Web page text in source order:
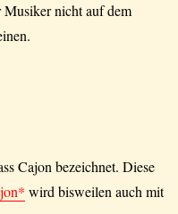
nicht auf dem
Cajon bezeichnet. Diese
wird bisweilen auch mit